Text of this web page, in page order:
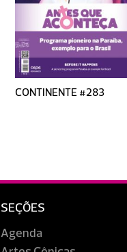
CONTINENTE #283
SEÇÕES
Agenda